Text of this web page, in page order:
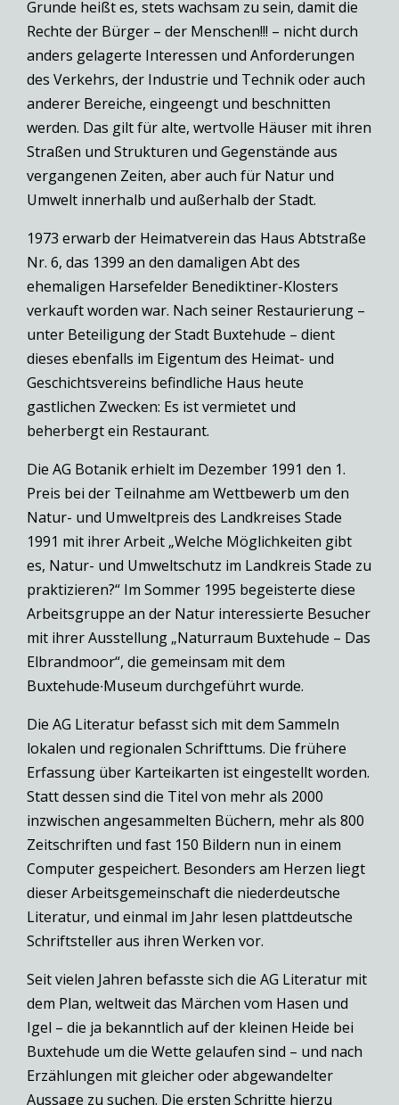
Grunde heißt es, stets wachsam zu sein, damit die
Rechte der Bürger – der Menschen!!! – nicht durch
anders gelagerte Interessen und Anforderungen
des Verkehrs, der Industrie und Technik oder auch
anderer Bereiche, eingeengt und beschnitten
werden. Das gilt für alte, wertvolle Häuser mit ihren
Straßen und Strukturen und Gegenstände aus
vergangenen Zeiten, aber auch für Natur und
Umwelt innerhalb und außerhalb der Stadt.
1973 erwarb der Heimatverein das Haus Abtstraße
Nr. 6, das 1399 an den damaligen Abt des
ehemaligen Harsefelder Benediktiner-Klosters
verkauft worden war. Nach seiner Restaurierung –
unter Beteiligung der Stadt Buxtehude – dient
dieses ebenfalls im Eigentum des Heimat- und
Geschichtsvereins befindliche Haus heute
gastlichen Zwecken: Es ist vermietet und
beherbergt ein Restaurant.
Die AG Botanik erhielt im Dezember 1991 den 1.
Preis bei der Teilnahme am Wettbewerb um den
Natur- und Umweltpreis des Landkreises Stade
1991 mit ihrer Arbeit „Welche Möglichkeiten gibt
es, Natur- und Umweltschutz im Landkreis Stade zu
praktizieren?“ Im Sommer 1995 begeisterte diese
Arbeitsgruppe an der Natur interessierte Besucher
mit ihrer Ausstellung „Naturraum Buxtehude – Das
Elbrandmoor“, die gemeinsam mit dem
Buxtehude∙Museum durchgeführt wurde.
Die AG Literatur befasst sich mit dem Sammeln
lokalen und regionalen Schrifttums. Die frühere
Erfassung über Karteikarten ist eingestellt worden.
Statt dessen sind die Titel von mehr als 2000
inzwischen angesammelten Büchern, mehr als 800
Zeitschriften und fast 150 Bildern nun in einem
Computer gespeichert. Besonders am Herzen liegt
dieser Arbeitsgemeinschaft die niederdeutsche
Literatur, und einmal im Jahr lesen plattdeutsche
Schriftsteller aus ihren Werken vor.
Seit vielen Jahren befasste sich die AG Literatur mit
dem Plan, weltweit das Märchen vom Hasen und
Igel – die ja bekanntlich auf der kleinen Heide bei
Buxtehude um die Wette gelaufen sind – und nach
Erzählungen mit gleicher oder abgewandelter
Aussage zu suchen. Die ersten Schritte hierzu